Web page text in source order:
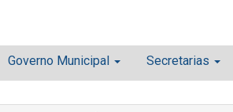
Governo Municipal Secretarias